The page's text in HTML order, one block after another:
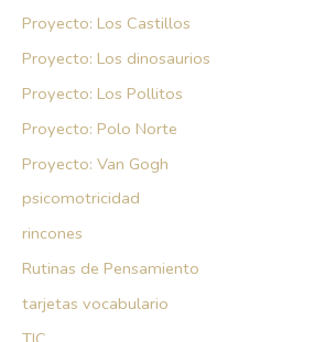
Proyecto: Los Castillos
Proyecto: Los dinosaurios
Proyecto: Los Pollitos
Proyecto: Polo Norte
Proyecto: Van Gogh
psicomotricidad
rincones
Rutinas de Pensamiento
tarjetas vocabulario